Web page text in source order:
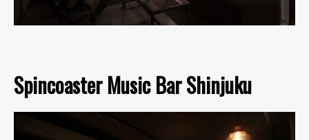
Spincoaster Music Bar Shinjuku